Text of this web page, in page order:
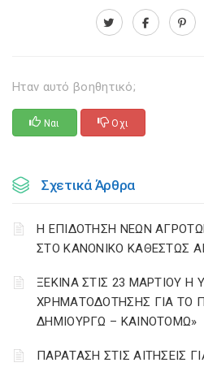
Ηταν αυτό βοηθητικό;
Ναι Οχι
Σχετικά Άρθρα
Η ΕΠΙΔΟΤΗΣΗ ΝΕΩΝ
ΣΤΟ ΚΑΝΟΝΙΚΟ ΚΑΘΕΣΤΩΣ
ΞΕΚΙΝΑ ΣΤΙΣ 23 ΜΑΡΤΙΟΥ
ΧΡΗΜΑΤΟΔΟΤΗΣΗΣ ΓΙΑ ΤΟ
ΔΗΜΙΟΥΡΓΩ – ΚΑΙΝΟΤΟΜΩ»
ΠΑΡΑΤΑΣΗ ΣΤΙΣ ΑΙΤΗΣΕΙΣ